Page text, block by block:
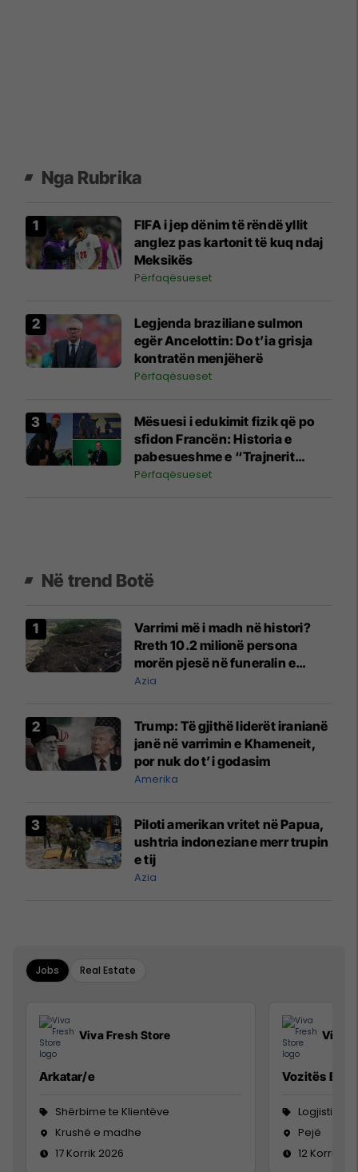
Nga Rubrika
FIFA i jep dënim të rëndë yllit
anglez pas kartonit të kuq ndaj
Meksikës
Përfaqësueset
Legjenda braziliane sulmon
egër Ancelottin: Do t’ia grisja
kontratën menjëherë
Përfaqësueset
Mësuesi i edukimit fizik që po
sfidon Francën: Historia e
pabesueshme e “Trajnerit
Momo”, që e nisi si ndihmës i
Përfaqësueset
Në trend Botë
Varrimi më i madh në histori?
Rreth 10.2 milionë persona
morën pjesë në funeralin e
liderit të Iranit në 1989
Azia
Trump: Të gjithë liderët iranianë
janë në varrimin e Khameneit,
por nuk do t’i godasim
Amerika
Piloti amerikan vritet në Papua,
ushtria indoneziane merr trupin
e tij
Azia
Jobs Real Estate
Viva Fresh Store
Arkatar/e
Shërbime te Klientëve
Krushë e madhe
17 Korrik 2026
Viva
Vozitës B
Logjistikë
Pejë
12 Korrik